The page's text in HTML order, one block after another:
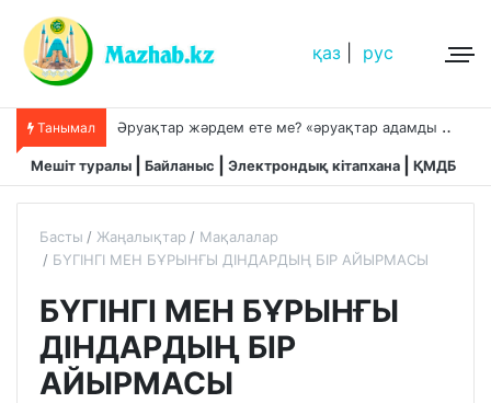
қаз рус
Танымал Аллаға сенім білдіру және сабыр
Мешіт туралы Байланыс Электрондық кітапхана ҚМДБ
Басты Жаңалықтар
Мақалалар
БҮГІНГІ МЕН БҰРЫНҒЫ ДІНДАРДЫҢ БІР АЙЫРМАСЫ
БҮГІНГІ МЕН БҰРЫНҒЫ
ДІНДАРДЫҢ БІР
АЙЫРМАСЫ